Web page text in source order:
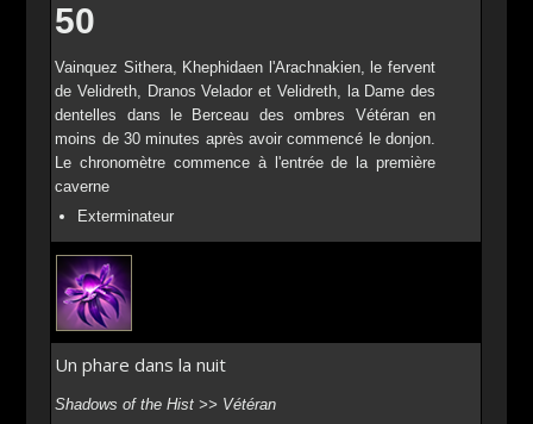
50
Vainquez Sithera, Khephidaen l'Arachnakien, le fervent
de Velidreth, Dranos Velador et Velidreth, la Dame des
dentelles dans le Berceau des ombres Vétéran en
moins de 30 minutes après avoir commencé le donjon.
Le chronomètre commence à l'entrée de la première
caverne
Exterminateur
Un phare dans la nuit
Shadows of the Hist >> Vétéran